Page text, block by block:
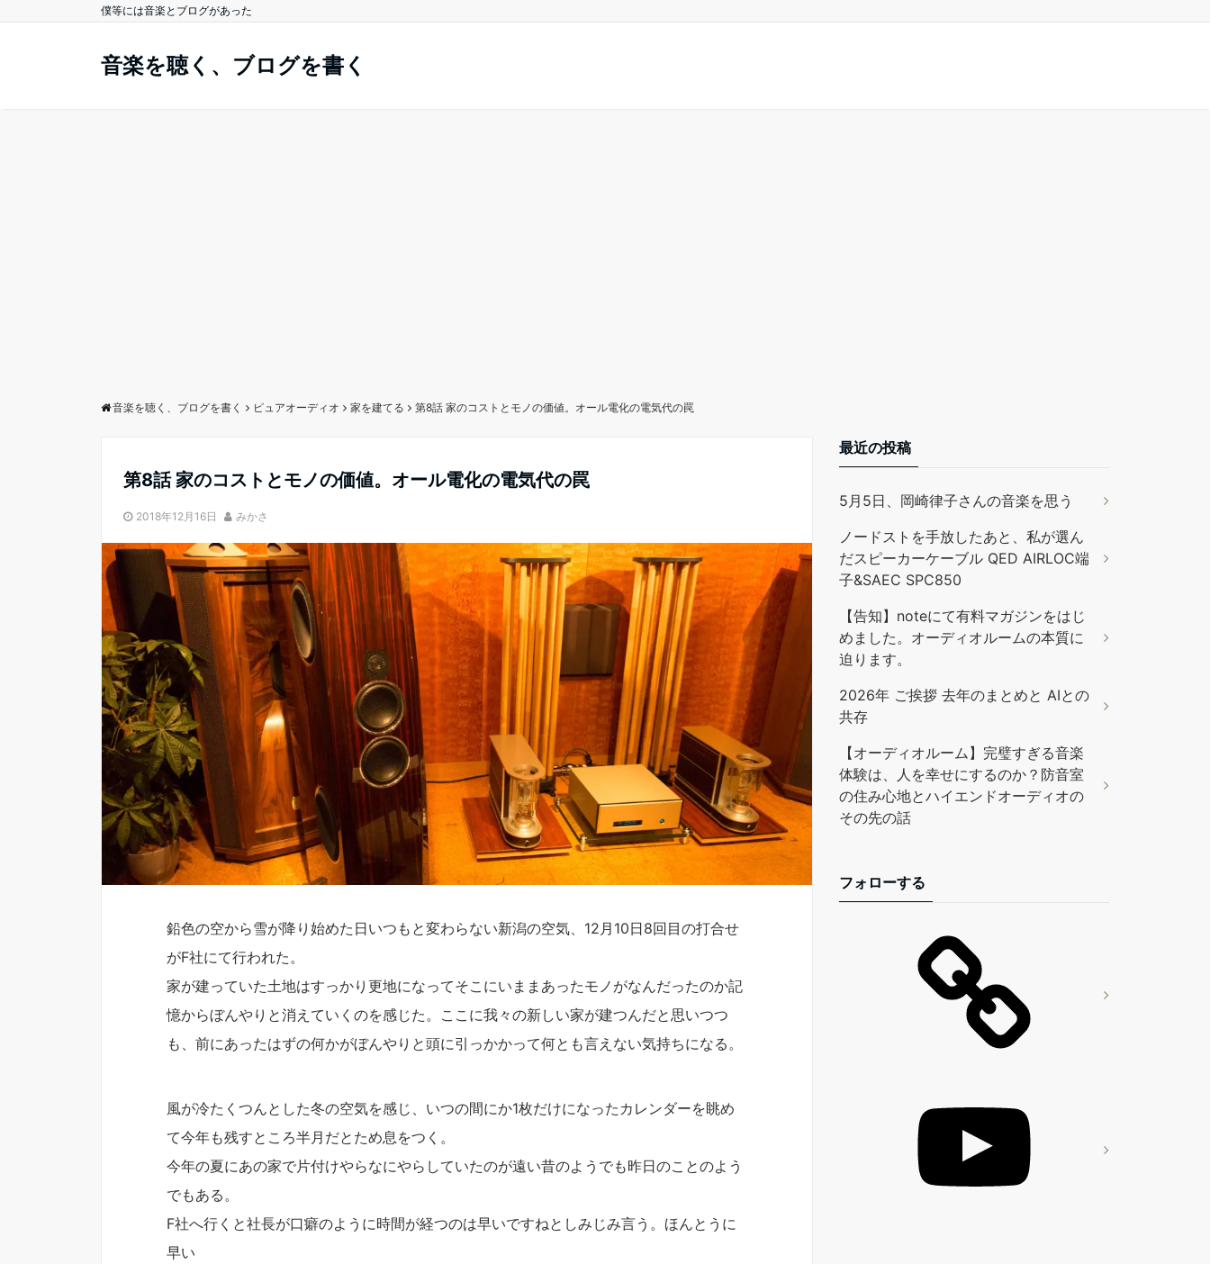
僕等には音楽とブログがあった
音楽を聴く、ブログを書く
音楽を聴く、ブログを書く ピュアオーディオ 家を建てる 第8話 家のコストとモノの価値。オール電化の電気代の罠
第8話 家のコストとモノの価値。オール電化の電気代の罠
2018年12月16日 みかさ
鉛色の空から雪が降り始めた日いつもと変わらない新潟の空気、12月10日8回目の打合せ
がF社にて行われた。
家が建っていた土地はすっかり更地になってそこにいままあったモノがなんだったのか記
憶からぼんやりと消えていくのを感じた。ここに我々の新しい家が建つんだと思いつつ
も、前にあったはずの何かがぼんやりと頭に引っかかって何とも言えない気持ちになる。
風が冷たくつんとした冬の空気を感じ、いつの間にか1枚だけになったカレンダーを眺め
て今年も残すところ半月だとため息をつく。
今年の夏にあの家で片付けやらなにやらしていたのが遠い昔のようでも昨日のことのよう
でもある。
F社へ行くと社長が口癖のように時間が経つのは早いですねとしみじみ言う。ほんとうに
早い
最近の投稿
5月5日、岡崎律子さんの音楽を思う
ノードストを手放したあと、私が選ん
だスピーカーケーブル QED AIRLOC端
子&SAEC SPC850
【告知】noteにて有料マガジンをはじ
めました。オーディオルームの本質に
迫ります。
2026年 ご挨拶 去年のまとめと AIとの
共存
【オーディオルーム】完璧すぎる音楽
体験は、人を幸せにするのか？防音室
の住み心地とハイエンドオーディオの
その先の話
フォローする